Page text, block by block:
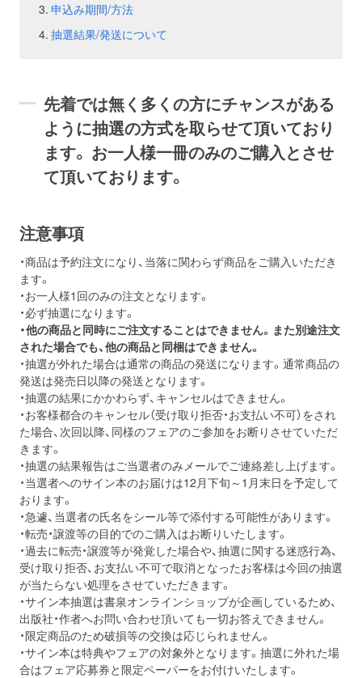
申込み期間/方法
抽選結果/発送について
先着では無く多くの方にチャンスがある
ように抽選の方式を取らせて頂いており
ます。 お一人様一冊のみのご購入とさせ
て頂いております。
注意事項
・商品は予約注文になり、当落に関わらず商品をご購入いただき
ます。
・お一人様1回のみの注文となります。
・必ず抽選になります。
・他の商品と同時にご注文することはできません。また別途注文
された場合でも、他の商品と同梱はできません。
・抽選が外れた場合は通常の商品の発送になります。通常商品の
発送は発売日以降の発送となります。
・抽選の結果にかかわらず、キャンセルはできません。
・お客様都合のキャンセル（受け取り拒否・お支払い不可）をされ
た場合、次回以降、同様のフェアのご参加をお断りさせていただ
きます。
・抽選の結果報告はご当選者のみメールでご連絡差し上げます。
・当選者へのサイン本のお届けは12月下旬～1月末日を予定して
おります。
・急遽、当選者の氏名をシール等で添付する可能性があります。
・転売・譲渡等の目的でのご購入はお断りいたします。
・過去に転売・譲渡等が発覚した場合や、抽選に関する迷惑行為、
受け取り拒否、お支払い不可で取消となったお客様は今回の抽選
が当たらない処理をさせていただきます。
・サイン本抽選は書泉オンラインショップが企画しているため、
出版社・作者へお問い合わせ頂いても一切お答えできません。
・限定商品のため破損等の交換は応じられません。
・サイン本は特典やフェアの対象外となります。抽選に外れた場
合はフェア応募券と限定ペーパーをお付けいたします。
お問い合わせ